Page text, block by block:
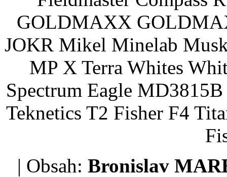
GOLDMAXX
JOKR Mikel Minelab
MP X Terra Whites
Spectrum Eagle
Teknetics T2 Fisher F4
| Obsah: Bronislav